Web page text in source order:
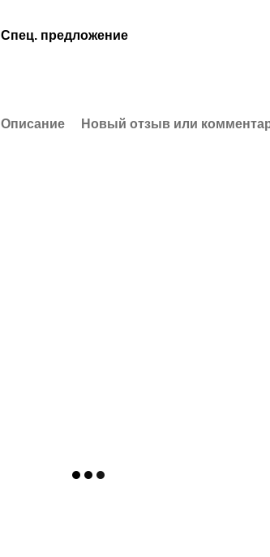
Спец. предложение
Описание Новый отзыв или